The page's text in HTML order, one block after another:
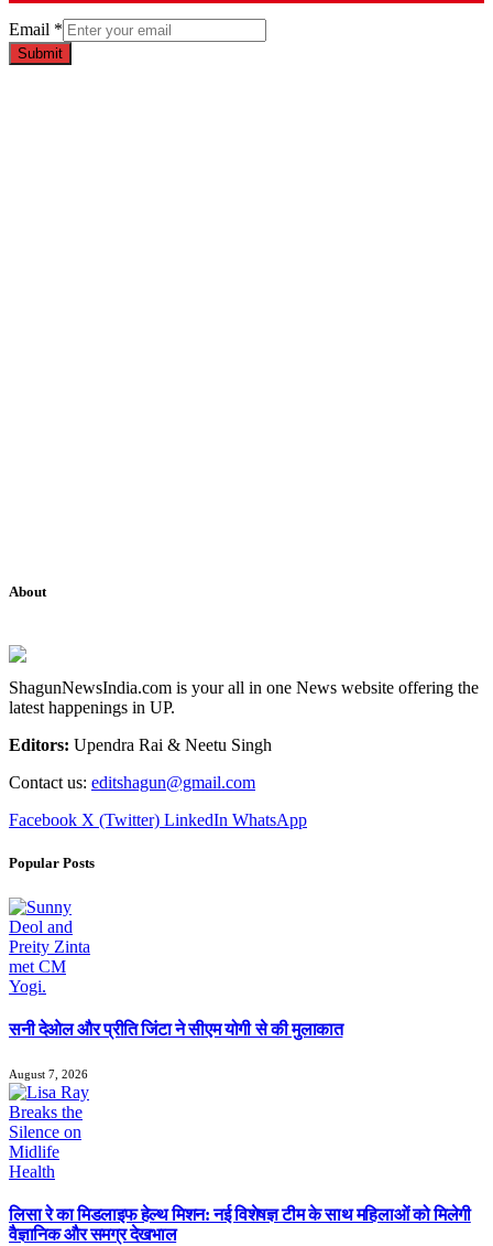
Email *
Submit
About
ShagunNewsIndia.com is your all in one News website offering the
latest happenings in UP.
Editors: Upendra Rai & Neetu Singh
Contact us: editshagun@gmail.com
Facebook X (Twitter) LinkedIn WhatsApp
Popular Posts
सनी देओल और प्रीति जिंटा ने सीएम योगी से की मुलाकात
August 7, 2026
लिसा रे का मिडलाइफ हेल्थ मिशन: नई विशेषज्ञ टीम के साथ महिलाओं को मिलेगी
वैज्ञानिक और समग्र देखभाल